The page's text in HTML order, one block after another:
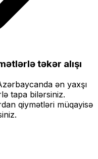
təkər alışı
ən yaxşı
tapa bilərsiniz.
qiymətləri müqayisə